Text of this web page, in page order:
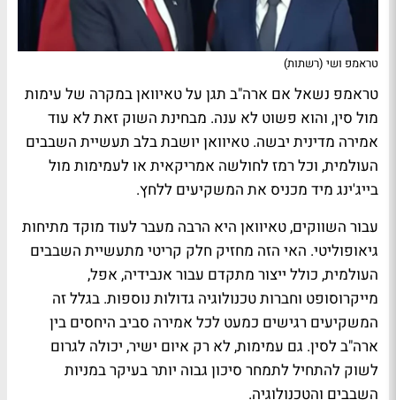
טראמפ ושי (רשתות)
טראמפ נשאל אם ארה"ב תגן על טאיוואן במקרה של עימות
מול סין, והוא פשוט לא ענה. מבחינת השוק זאת לא עוד
אמירה מדינית יבשה. טאיוואן יושבת בלב תעשיית השבבים
העולמית, וכל רמז לחולשה אמריקאית או לעמימות מול
בייג'ינג מיד מכניס את המשקיעים ללחץ.
עבור השווקים, טאיוואן היא הרבה מעבר לעוד מוקד מתיחות
גיאופוליטי. האי הזה מחזיק חלק קריטי מתעשיית השבבים
העולמית, כולל ייצור מתקדם עבור אנבידיה, אפל,
מייקרוסופט וחברות טכנולוגיה גדולות נוספות. בגלל זה
המשקיעים רגישים כמעט לכל אמירה סביב היחסים בין
ארה"ב לסין. גם עמימות, לא רק איום ישיר, יכולה לגרום
לשוק להתחיל לתמחר סיכון גבוה יותר בעיקר במניות
השבבים והטכנולוגיה.